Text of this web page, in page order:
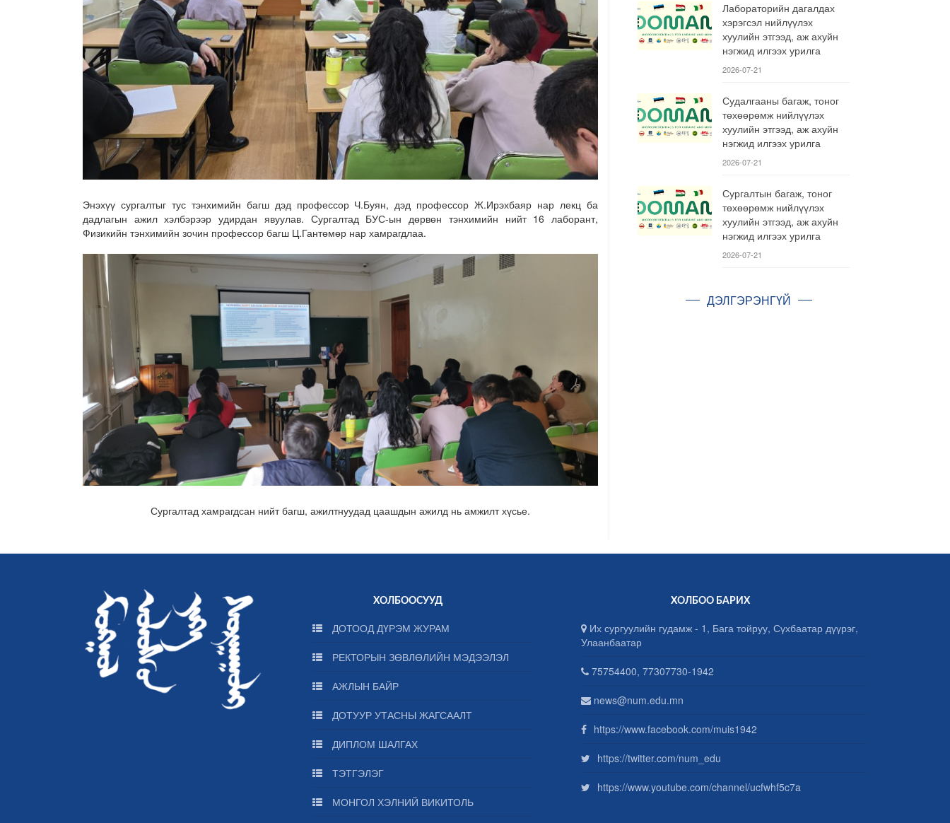
Энэхүү сургалтыг тус тэнхимийн багш дэд профессор Ч.Буян, дэд профессор Ж.Ирэхбаяр нар лекц ба
дадлагын ажил хэлбэрээр удирдан явуулав. Сургалтад БУС-ын дөрвөн тэнхимийн нийт 16 лаборант,
Физикийн тэнхимийн зочин профессор багш Ц.Гантөмөр нар хамрагдлаа.
Сургалтад хамрагдсан нийт багш, ажилтнуудад цаашдын ажилд нь амжилт хүсье.
Лабораторийн дагалдах
хэрэгсэл нийлүүлэх
хуулийн этгээд, аж ахуйн
нэгжид илгээх урилга
2026-07-21
Судалгааны багаж, тоног
төхөөрөмж нийлүүлэх
хуулийн этгээд, аж ахуйн
нэгжид илгээх урилга
2026-07-21
Сургалтын багаж, тоног
төхөөрөмж нийлүүлэх
хуулийн этгээд, аж ахуйн
нэгжид илгээх урилга
2026-07-21
ДЭЛГЭРЭНГҮЙ
ХОЛБООСУУД
ДОТООД ДҮРЭМ ЖУРАМ
РЕКТОРЫН ЗӨВЛӨЛИЙН МЭДЭЭЛЭЛ
АЖЛЫН БАЙР
ДОТУУР УТАСНЫ ЖАГСААЛТ
ДИПЛОМ ШАЛГАХ
ТЭТГЭЛЭГ
МОНГОЛ ХЭЛНИЙ ВИКИТОЛЬ
ХОЛБОО БАРИХ
Их сургуулийн гудамж - 1, Бага тойруу, Сүхбаатар дүүрэг,
Улаанбаатар
75754400, 77307730-1942
news@num.edu.mn
https://www.facebook.com/muis1942
https://twitter.com/num_edu
https://www.youtube.com/channel/ucfwhf5c7a